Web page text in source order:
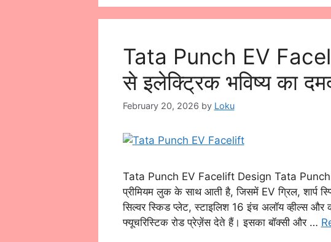
Tata Punch EV
से इलेक्ट्रिक भविष्य का
February 20, 2026 by Loku
Tata Punch EV Facelift Design Tata Punch
प्रीमियम लुक के साथ आती है, जिसमें EV ग्रिल, शार्प
सिल्वर स्किड प्लेट, स्टाइलिश 16 इंच अलॉय व्हील्स
फ्यूचरिस्टिक रोड प्रेज़ेंस देते हैं। इसका बॉक्सी और …